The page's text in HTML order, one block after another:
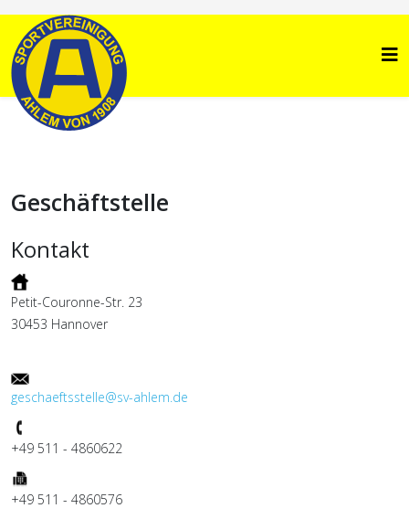
Geschäftstelle
Kontakt
Petit-Couronne-Str. 23
30453 Hannover
geschaeftsstelle@sv-ahlem.de
+49 511 - 4860622
+49 511 - 4860576